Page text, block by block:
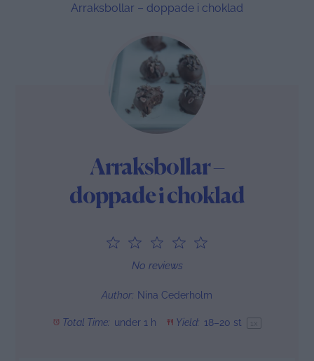
Arraksbollar – doppade i choklad
Arraksbollar –
doppade i choklad
4
Stars
Stars
1
Star
No reviews
Author: Nina Cederholm
Total Time: under 1 h Yield: 18–20 st 1